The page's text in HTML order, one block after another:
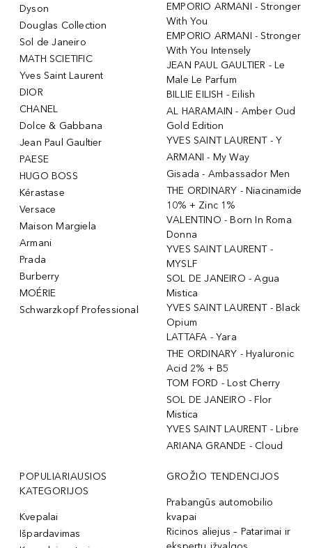
Dyson
Douglas Collection
Sol de Janeiro
MATH SCIETIFIC
Yves Saint Laurent
DIOR
CHANEL
Dolce & Gabbana
Jean Paul Gaultier
PAESE
HUGO BOSS
Kérastase
Versace
Maison Margiela
Armani
Prada
Burberry
MOÉRIE
Schwarzkopf Professional
EMPORIO ARMANI - Stronger
With You
EMPORIO ARMANI - Stronger
With You Intensely
JEAN PAUL GAULTIER - Le
Male Le Parfum
BILLIE EILISH - Eilish
AL HARAMAIN - Amber Oud
Gold Edition
YVES SAINT LAURENT - Y
ARMANI - My Way
Gisada - Ambassador Men
THE ORDINARY - Niacinamide
10% + Zinc 1%
VALENTINO - Born In Roma
Donna
YVES SAINT LAURENT -
MYSLF
SOL DE JANEIRO - Agua
Mistica
YVES SAINT LAURENT - Black
Opium
LATTAFA - Yara
THE ORDINARY - Hyaluronic
Acid 2% + B5
TOM FORD - Lost Cherry
SOL DE JANEIRO - Flor
Mistica
YVES SAINT LAURENT - Libre
ARIANA GRANDE - Cloud
POPULIARIAUSIOS
KATEGORIJOS
Kvepalai
Išpardavimas
GROŽIO TENDENCIJOS
Prabangūs automobilio
kvapai
Ricinos aliejus – Patarimai ir